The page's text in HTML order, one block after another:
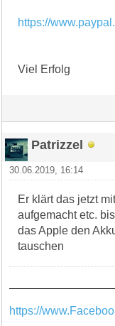
https://
Viel Erfolg
Patrizzel
30.06.2019, 16:14
Er klärt das jetzt
aufgemacht etc.
das Apple den
tauschen
https://